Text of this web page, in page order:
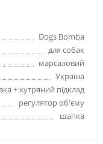
Dogs Bomba
для собак
марсаловий
Україна
+ хутряний підклад
регулятор об'єму
шапка